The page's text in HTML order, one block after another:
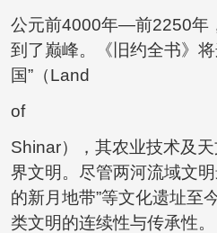
公元前4000年—前2250年
到了巅峰。《旧约全书》
国”（Land
of
Shinar），其农业技术及
界文明。尽管两河流域文
的新月地带”等文化遗址至
类文明的连续性与传承性。